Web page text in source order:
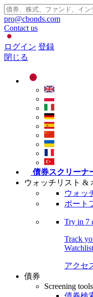
pro@cbonds.com
Contact us
ログイン 登録
閉じる
債券スクリーナ
ウォッチリスト &
ウォッ
ポート
Try in 7
Track
アクセ
債券
Screening tools